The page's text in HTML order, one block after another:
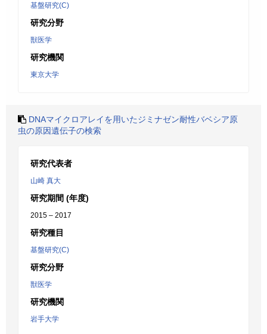
基盤研究(C)
研究分野
獣医学
研究機関
東京大学
DNAマイクロアレイを用いたジミナゼン耐性バベシア原
虫の原因遺伝子の検索
研究代表者
山崎 真大
研究期間 (年度)
2015 – 2017
研究種目
基盤研究(C)
研究分野
獣医学
研究機関
岩手大学